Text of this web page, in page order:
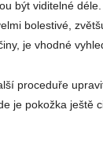
být viditelné
bolestivé,
je vhodné
proceduře
je pokožka ještě